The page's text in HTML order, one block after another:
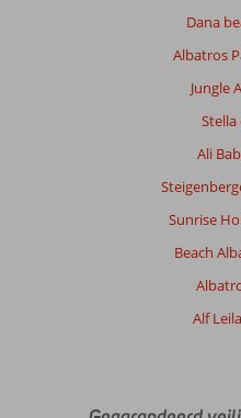
Dana
Albatros
Jungle
Ali
Sunrise
Beach
Alf